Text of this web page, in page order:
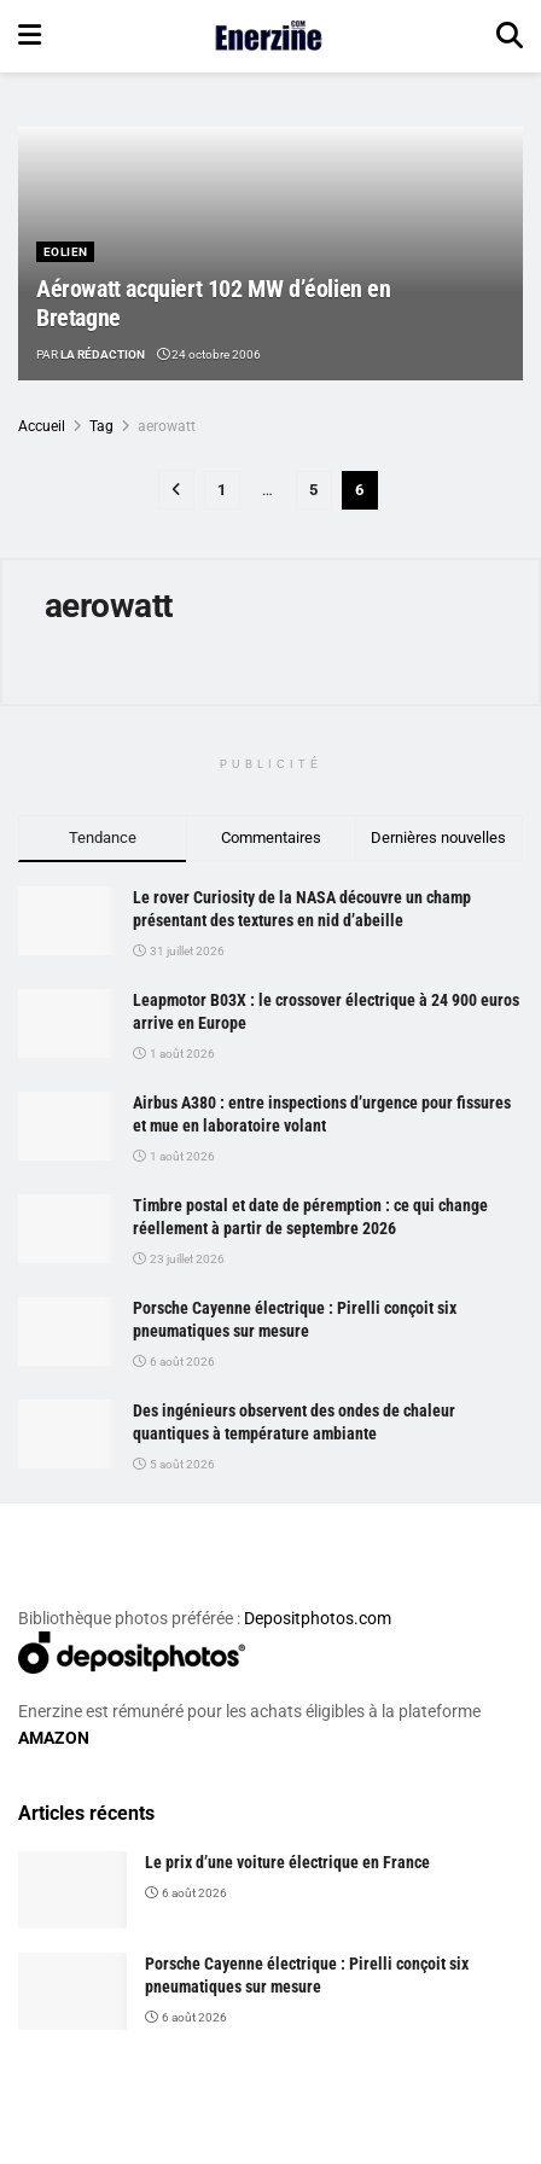
EOLIEN
Aérowatt acquiert 102 MW d’éolien en
Bretagne
PARLA RÉDACTION 24 octobre 2006
Accueil Tag aerowatt
1 … 5 6
aerowatt
PUBLICITÉ
Tendance Commentaires Dernières nouvelles
Le rover Curiosity de la NASA découvre un champ
présentant des textures en nid d’abeille
31 juillet 2026
Leapmotor B03X : le crossover électrique à 24 900 euros
arrive en Europe
1 août 2026
Airbus A380 : entre inspections d’urgence pour fissures
et mue en laboratoire volant
1 août 2026
Timbre postal et date de péremption : ce qui change
réellement à partir de septembre 2026
23 juillet 2026
Porsche Cayenne électrique : Pirelli conçoit six
pneumatiques sur mesure
6 août 2026
Des ingénieurs observent des ondes de chaleur
quantiques à température ambiante
5 août 2026
Bibliothèque photos préférée : Depositphotos.com
Enerzine est rémunéré pour les achats éligibles à la plateforme
AMAZON
Articles récents
Le prix d’une voiture électrique en France
6 août 2026
Porsche Cayenne électrique : Pirelli conçoit six
pneumatiques sur mesure
6 août 2026